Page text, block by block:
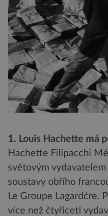
1. Louis Hachette má
Hachette Filipacchi
světovým
soustavy obřího
Le Groupe Lagardćre.
více než čtyřiceti